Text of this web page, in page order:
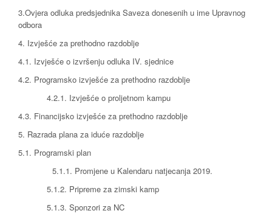
3.Ovjera odluka predsjednika Saveza donesenih u ime Upravnog
odbora
4. Izvješće za prethodno razdoblje
4.1. Izvješće o izvršenju odluka IV. sjednice
4.2. Programsko izvješće za prethodno razdoblje
4.2.1. Izvješće o proljetnom kampu
4.3. Financijsko izvješće za prethodno razdoblje
5. Razrada plana za iduće razdoblje
5.1. Programski plan
5.1.1. Promjene u Kalendaru natjecanja 2019.
5.1.2. Pripreme za zimski kamp
5.1.3. Sponzori za NC